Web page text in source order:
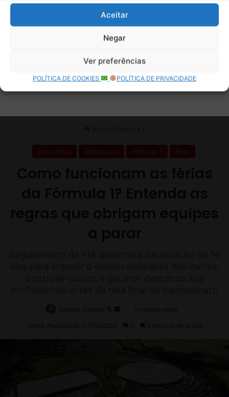
Aceitar
Negar
Ver preferências
POLÍTICA DE COOKIES POLÍTICA DE PRIVACIDADE